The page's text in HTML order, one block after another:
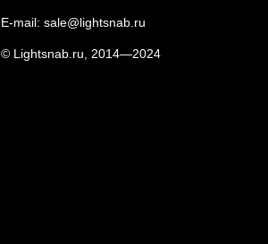
E-mail: sale@lightsnab.ru
© Lightsnab.ru, 2014—2024